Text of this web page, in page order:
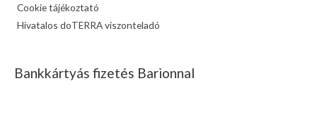
Cookie tájékoztató
Hivatalos doTERRA viszonteladó
Bankkártyás fizetés Barionnal